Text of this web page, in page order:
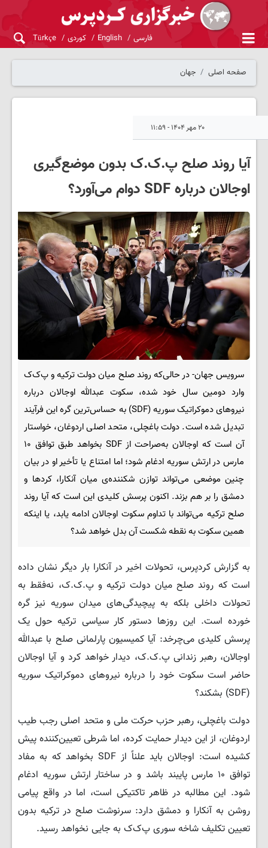
فارسی English کوردی Türkçe
صفحه اصلی جهان
۲۰ مهر ۱۴۰۴ - ۱۱:۵۹
آیا روند صلح پ‌.ک.‌ک بدون موضع‌گیری
اوجالان درباره SDF دوام می‌آورد؟
سرویس جهان- در حالی‌که روند صلح میان دولت ترکیه و پ‌ک‌ک
وارد دومین سال خود شده، سکوت عبدالله اوجالان درباره
نیروهای دموکراتیک سوریه (SDF) به حساس‌ترین گره این فرآیند
تبدیل شده است. دولت باغچلی، متحد اصلی اردوغان، خواستار
آن است که اوجالان به‌صراحت از SDF بخواهد طبق توافق ۱۰
مارس در ارتش سوریه ادغام شود؛ اما امتناع یا تأخیر او در بیان
چنین موضعی می‌تواند توازن شکننده‌ی میان آنکارا، کردها و
دمشق را بر هم بزند. اکنون پرسش کلیدی این است که آیا روند
صلح ترکیه می‌تواند با تداوم سکوت اوجالان ادامه یابد، یا اینکه
همین سکوت به نقطه شکست آن بدل خواهد شد؟
به گزارش کردپرس، تحولات اخیر در آنکارا بار دیگر نشان داده
است که روند صلح میان دولت ترکیه و پ.‌ک.‌ک، نه‌فقط به
تحولات داخلی بلکه به پیچیدگی‌های میدان سوریه نیز گره
خورده است. این روزها دستور کار سیاسی ترکیه حول یک
پرسش کلیدی می‌چرخد: آیا کمیسیون پارلمانی صلح با عبدالله
اوجالان، رهبر زندانی پ.‌ک‌.ک، دیدار خواهد کرد و آیا اوجالان
حاضر است سکوت خود را درباره نیروهای دموکراتیک سوریه
(SDF) بشکند؟
دولت باغچلی، رهبر حزب حرکت ملی و متحد اصلی رجب طیب
اردوغان، از این دیدار حمایت کرده، اما شرطی تعیین‌کننده پیش
کشیده است: اوجالان باید علناً از SDF بخواهد که به مفاد
توافق ۱۰ مارس پایبند باشد و در ساختار ارتش سوریه ادغام
شود. این مطالبه در ظاهر تاکتیکی است، اما در واقع پیامی
روشن به آنکارا و دمشق دارد: سرنوشت صلح در ترکیه بدون
تعیین تکلیف شاخه سوری پ‌ک‌ک به جایی نخواهد رسید.